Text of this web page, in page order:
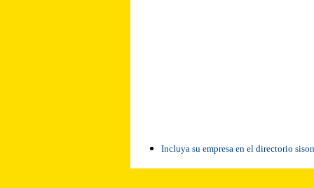
Incluya su empresa en el directorio